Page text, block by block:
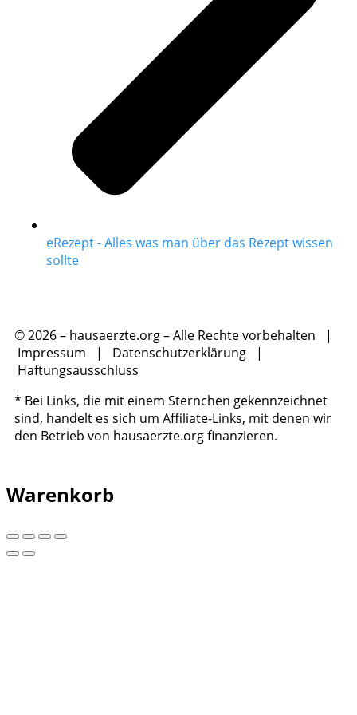
eRezept - Alles was man über das Rezept wissen
sollte
© 2026 – hausaerzte.org – Alle Rechte vorbehalten |
Impressum | Datenschutzerklärung |
Haftungsausschluss
* Bei Links, die mit einem Sternchen gekennzeichnet
sind, handelt es sich um Affiliate-Links, mit denen wir
den Betrieb von hausaerzte.org finanzieren.
Warenkorb